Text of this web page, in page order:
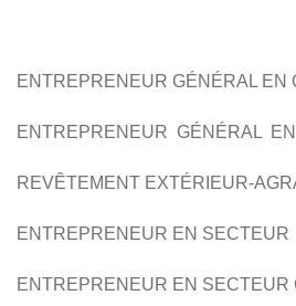
AGRANDISSEMENT
ENTREPRENEUR GÉNÉRAL EN
ENTREPRENEUR GÉNÉRAL EN
REVÊTEMENT EXTÉRIEUR-
ENTREPRENEUR EN
ENTREPRENEUR EN SECTEUR